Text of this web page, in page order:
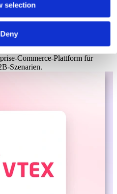
selection
Deny
Commerce-Plattform für
Szenarien.